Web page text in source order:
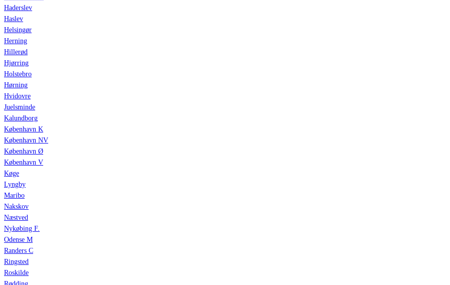
Haderslev
Haslev
Helsingør
Herning
Hillerød
Hjørring
Holstebro
Hørning
Hvidovre
Juelsminde
Kalundborg
København K
København NV
København Ø
København V
Køge
Lyngby
Maribo
Nakskov
Næstved
Nykøbing F.
Odense M
Randers C
Ringsted
Roskilde